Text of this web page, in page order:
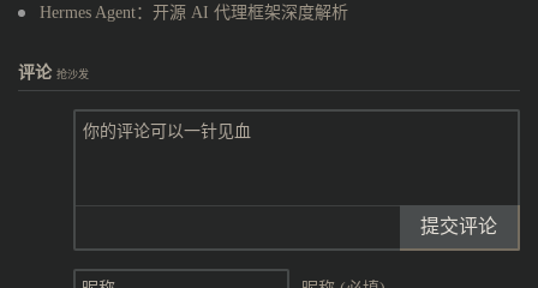
Hermes Agent：开源 AI 代理框架深度解析
评论 抢沙发
提交评论